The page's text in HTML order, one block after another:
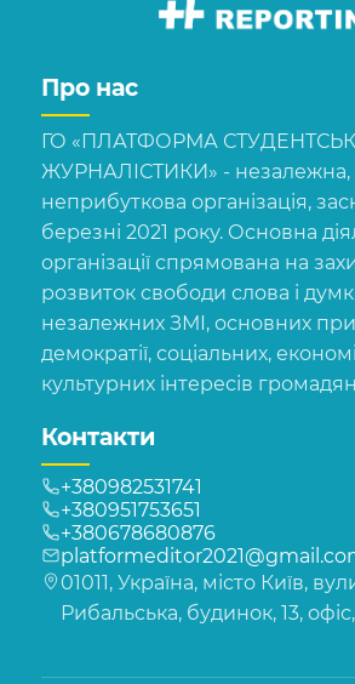
Про нас
ГО «ПЛАТФОРМА
ЖУРНАЛІСТИКИ» - незалежна,
неприбуткова організація,
березні 2021 року. Основна
організації спрямована на
розвиток свободи слова і
незалежних ЗМІ, основних
демократії, соціальних,
культурних інтересів громадян
Контакти
+380982531741
+380951753651
+380678680876
01011, Україна, місто Київ,
Рибальська, будинок, 13,